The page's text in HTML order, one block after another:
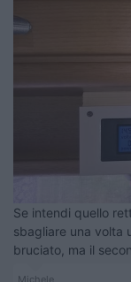
Se intendi quello
sbagliare una volta
bruciato, ma il
Michele